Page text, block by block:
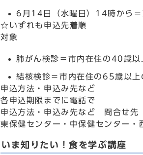
6月14日（水曜日）14時から
☆いずれも申込先着順
対象
肺がん検診＝市内在住の40歳以
結核検診＝市内在住の65歳以上
申込方法・申込み先など
各申込期限までに電話で
申込方法・申込み先など 問合せ先
東保健センター・中保健センター・
いま知りたい！食を学ぶ講座